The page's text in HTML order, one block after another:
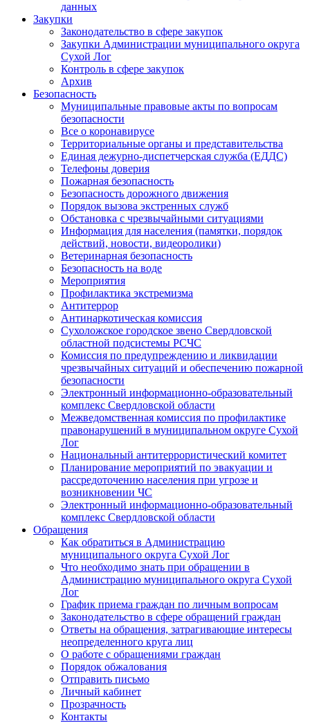
данных
Закупки
Законодательство в сфере закупок
Закупки Администрации муниципального округа
Сухой Лог
Контроль в сфере закупок
Архив
Безопасность
Муниципальные правовые акты по вопросам
безопасности
Все о коронавирусе
Территориальные органы и представительства
Единая дежурно-диспетчерская служба (ЕДДС)
Телефоны доверия
Пожарная безопасность
Безопасность дорожного движения
Порядок вызова экстренных служб
Обстановка с чрезвычайными ситуациями
Информация для населения (памятки, порядок
действий, новости, видеоролики)
Ветеринарная безопасность
Безопасность на воде
Мероприятия
Профилактика экстремизма
Антитеррор
Антинаркотическая комиссия
Сухоложское городское звено Свердловской
областной подсистемы РСЧС
Комиссия по предупреждению и ликвидации
чрезвычайных ситуаций и обеспечению пожарной
безопасности
Электронный информационно-образовательный
комплекс Cвердловской области
Межведомственная комиссия по профилактике
правонарушений в муниципальном округе Сухой
Лог
Национальный антитеррористический комитет
Планирование мероприятий по эвакуации и
рассредоточению населения при угрозе и
возникновении ЧС
Электронный информационно-образовательный
комплекс Свердловской области
Обращения
Как обратиться в Администрацию
муниципального округа Сухой Лог
Что необходимо знать при обращении в
Администрацию муниципального округа Сухой
Лог
График приема граждан по личным вопросам
Законодательство в сфере обращений граждан
Ответы на обращения, затрагивающие интересы
неопределенного круга лиц
О работе с обращениями граждан
Порядок обжалования
Отправить письмо
Личный кабинет
Прозрачность
Контакты